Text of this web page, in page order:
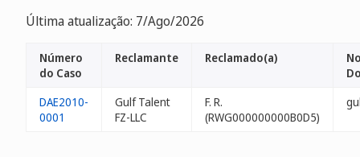
Última atualização: 7/Ago/2026
Número
do Caso
Reclamante Reclamado(a)
DAE2010-
0001
Gulf Talent
FZ-LLC
F. R.
(RWG000000000B0D5)